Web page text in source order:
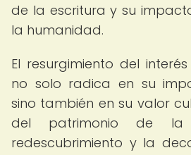
de la escritura y su
la humanidad.
El resurgimiento del
no solo radica en su
sino también en su valor
del patrimonio de la
redescubrimiento y la